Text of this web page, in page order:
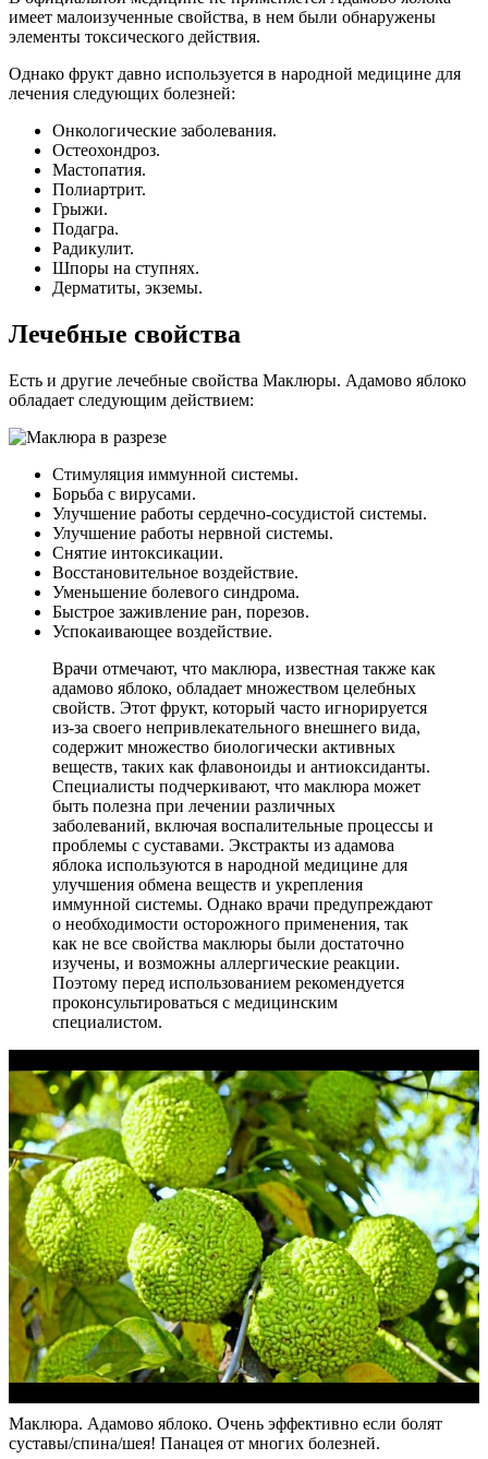
имеет малоизученные свойства, в нем были обнаружены
элементы токсического действия.
Однако фрукт давно используется в народной медицине для
лечения следующих болезней:
Онкологические заболевания.
Остеохондроз.
Мастопатия.
Полиартрит.
Грыжи.
Подагра.
Радикулит.
Шпоры на ступнях.
Дерматиты, экземы.
Лечебные свойства
Есть и другие лечебные свойства Маклюры. Адамово яблоко
обладает следующим действием:
Стимуляция иммунной системы.
Борьба с вирусами.
Улучшение работы сердечно-сосудистой системы.
Улучшение работы нервной системы.
Снятие интоксикации.
Восстановительное воздействие.
Уменьшение болевого синдрома.
Быстрое заживление ран, порезов.
Успокаивающее воздействие.
Врачи отмечают, что маклюра, известная также как
адамово яблоко, обладает множеством целебных
свойств. Этот фрукт, который часто игнорируется
из-за своего непривлекательного внешнего вида,
содержит множество биологически активных
веществ, таких как флавоноиды и антиоксиданты.
Специалисты подчеркивают, что маклюра может
быть полезна при лечении различных
заболеваний, включая воспалительные процессы и
проблемы с суставами. Экстракты из адамова
яблока используются в народной медицине для
улучшения обмена веществ и укрепления
иммунной системы. Однако врачи предупреждают
о необходимости осторожного применения, так
как не все свойства маклюры были достаточно
изучены, и возможны аллергические реакции.
Поэтому перед использованием рекомендуется
проконсультироваться с медицинским
специалистом.
Маклюра. Адамово яблоко. Очень эффективно если болят
суставы/спина/шея! Панацея от многих болезней.